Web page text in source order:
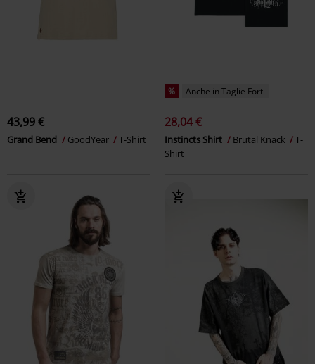
43,99 €
Grand Bend GoodYear T-Shirt
% Anche in Taglie Forti
28,04 €
Instincts Shirt Brutal Knack
T-
Shirt